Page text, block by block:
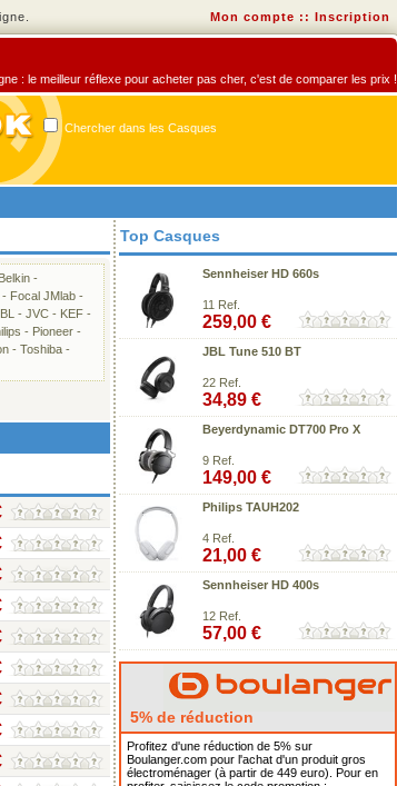
Mon compte :: Inscription
: le meilleur réflexe pour acheter pas cher, c'est de comparer les prix !
Chercher dans les Casques
Belkin -
- Focal JMlab -
- JVC - KEF -
- Pioneer -
- Toshiba -
Top Casques
Sennheiser HD 660s
11 Ref.
259,00 €
JBL Tune 510 BT
22 Ref.
34,89 €
Beyerdynamic DT700 Pro X
9 Ref.
149,00 €
Philips TAUH202
4 Ref.
21,00 €
Sennheiser HD 400s
12 Ref.
57,00 €
5% de réduction
Profitez d'une réduction de 5% sur
Boulanger.com pour l'achat d'un produit gros
électroménager (à partir de 449 euro). Pour en